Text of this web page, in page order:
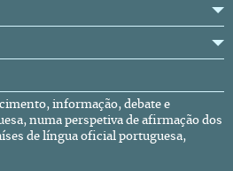
informação, debate e
numa perspetiva de afirmação dos
de língua oficial portuguesa,